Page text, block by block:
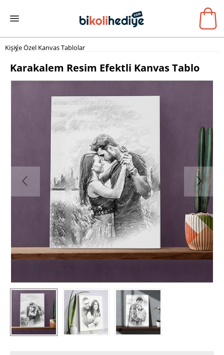
Kişiye Özel Kanvas Tablolar
Karakalem Resim Efektli Kanvas Tablo